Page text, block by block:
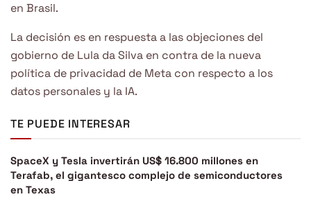
en Brasil.
La decisión es en respuesta a las objeciones del
gobierno de Lula da Silva en contra de la nueva
política de privacidad de Meta con respecto a los
datos personales y la IA.
TE PUEDE INTERESAR
SpaceX y Tesla invertirán US$ 16.800 millones en
Terafab, el gigantesco complejo de semiconductores
en Texas